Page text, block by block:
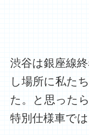
渋谷は銀座線
し場所に私た
た。と思った
特別仕様車で